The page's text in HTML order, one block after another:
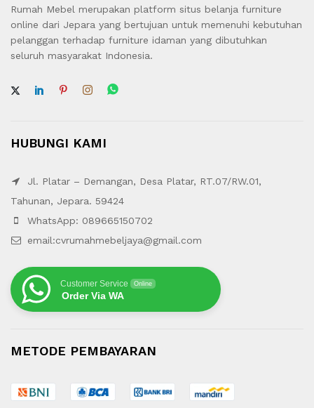
Rumah Mebel merupakan platform situs belanja furniture
online dari Jepara yang bertujuan untuk memenuhi kebutuhan
pelanggan terhadap furniture idaman yang dibutuhkan
seluruh masyarakat Indonesia.
HUBUNGI KAMI
Jl. Platar – Demangan, Desa Platar, RT.07/RW.01,
Tahunan, Jepara. 59424
WhatsApp: 089665150702
email:cvrumahmebeljaya@gmail.com
Customer Service Online
Order Via WA
METODE PEMBAYARAN